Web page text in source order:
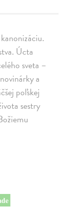
Úcta
sveta –
a
poľskej
sestry